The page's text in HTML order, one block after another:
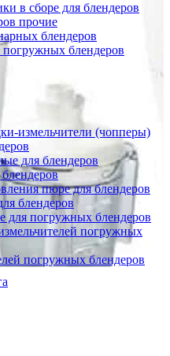
в сборе для блендеров
прочие
блендеров
блендеров
измельчители (чопперы)
для блендеров
пюре для блендеров
блендеров
для погружных блендеров
погружных
погружных блендеров